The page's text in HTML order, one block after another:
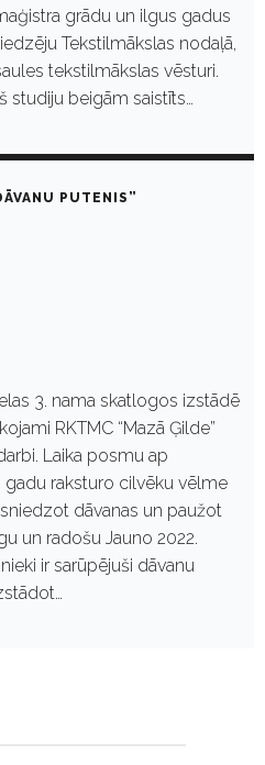
grādu un ilgus gadus
Tekstilmākslas nodaļā,
tekstilmākslas vēsturi.
studiju beigām saistīts…
PUTENIS”
3. nama skatlogos izstādē
RKTMC “Mazā Ģilde”
Laika posmu ap
raksturo cilvēku vēlme
dāvanas un paužot
un radošu Jauno 2022.
ir sarūpējuši dāvanu